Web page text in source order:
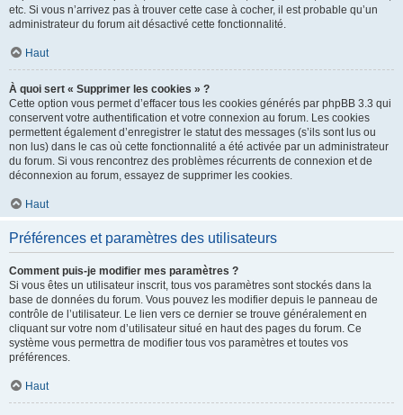
etc. Si vous n’arrivez pas à trouver cette case à cocher, il est probable qu’un
administrateur du forum ait désactivé cette fonctionnalité.
Haut
À quoi sert « Supprimer les cookies » ?
Cette option vous permet d’effacer tous les cookies générés par phpBB 3.3 qui
conservent votre authentification et votre connexion au forum. Les cookies
permettent également d’enregistrer le statut des messages (s’ils sont lus ou
non lus) dans le cas où cette fonctionnalité a été activée par un administrateur
du forum. Si vous rencontrez des problèmes récurrents de connexion et de
déconnexion au forum, essayez de supprimer les cookies.
Haut
Préférences et paramètres des utilisateurs
Comment puis-je modifier mes paramètres ?
Si vous êtes un utilisateur inscrit, tous vos paramètres sont stockés dans la
base de données du forum. Vous pouvez les modifier depuis le panneau de
contrôle de l’utilisateur. Le lien vers ce dernier se trouve généralement en
cliquant sur votre nom d’utilisateur situé en haut des pages du forum. Ce
système vous permettra de modifier tous vos paramètres et toutes vos
préférences.
Haut